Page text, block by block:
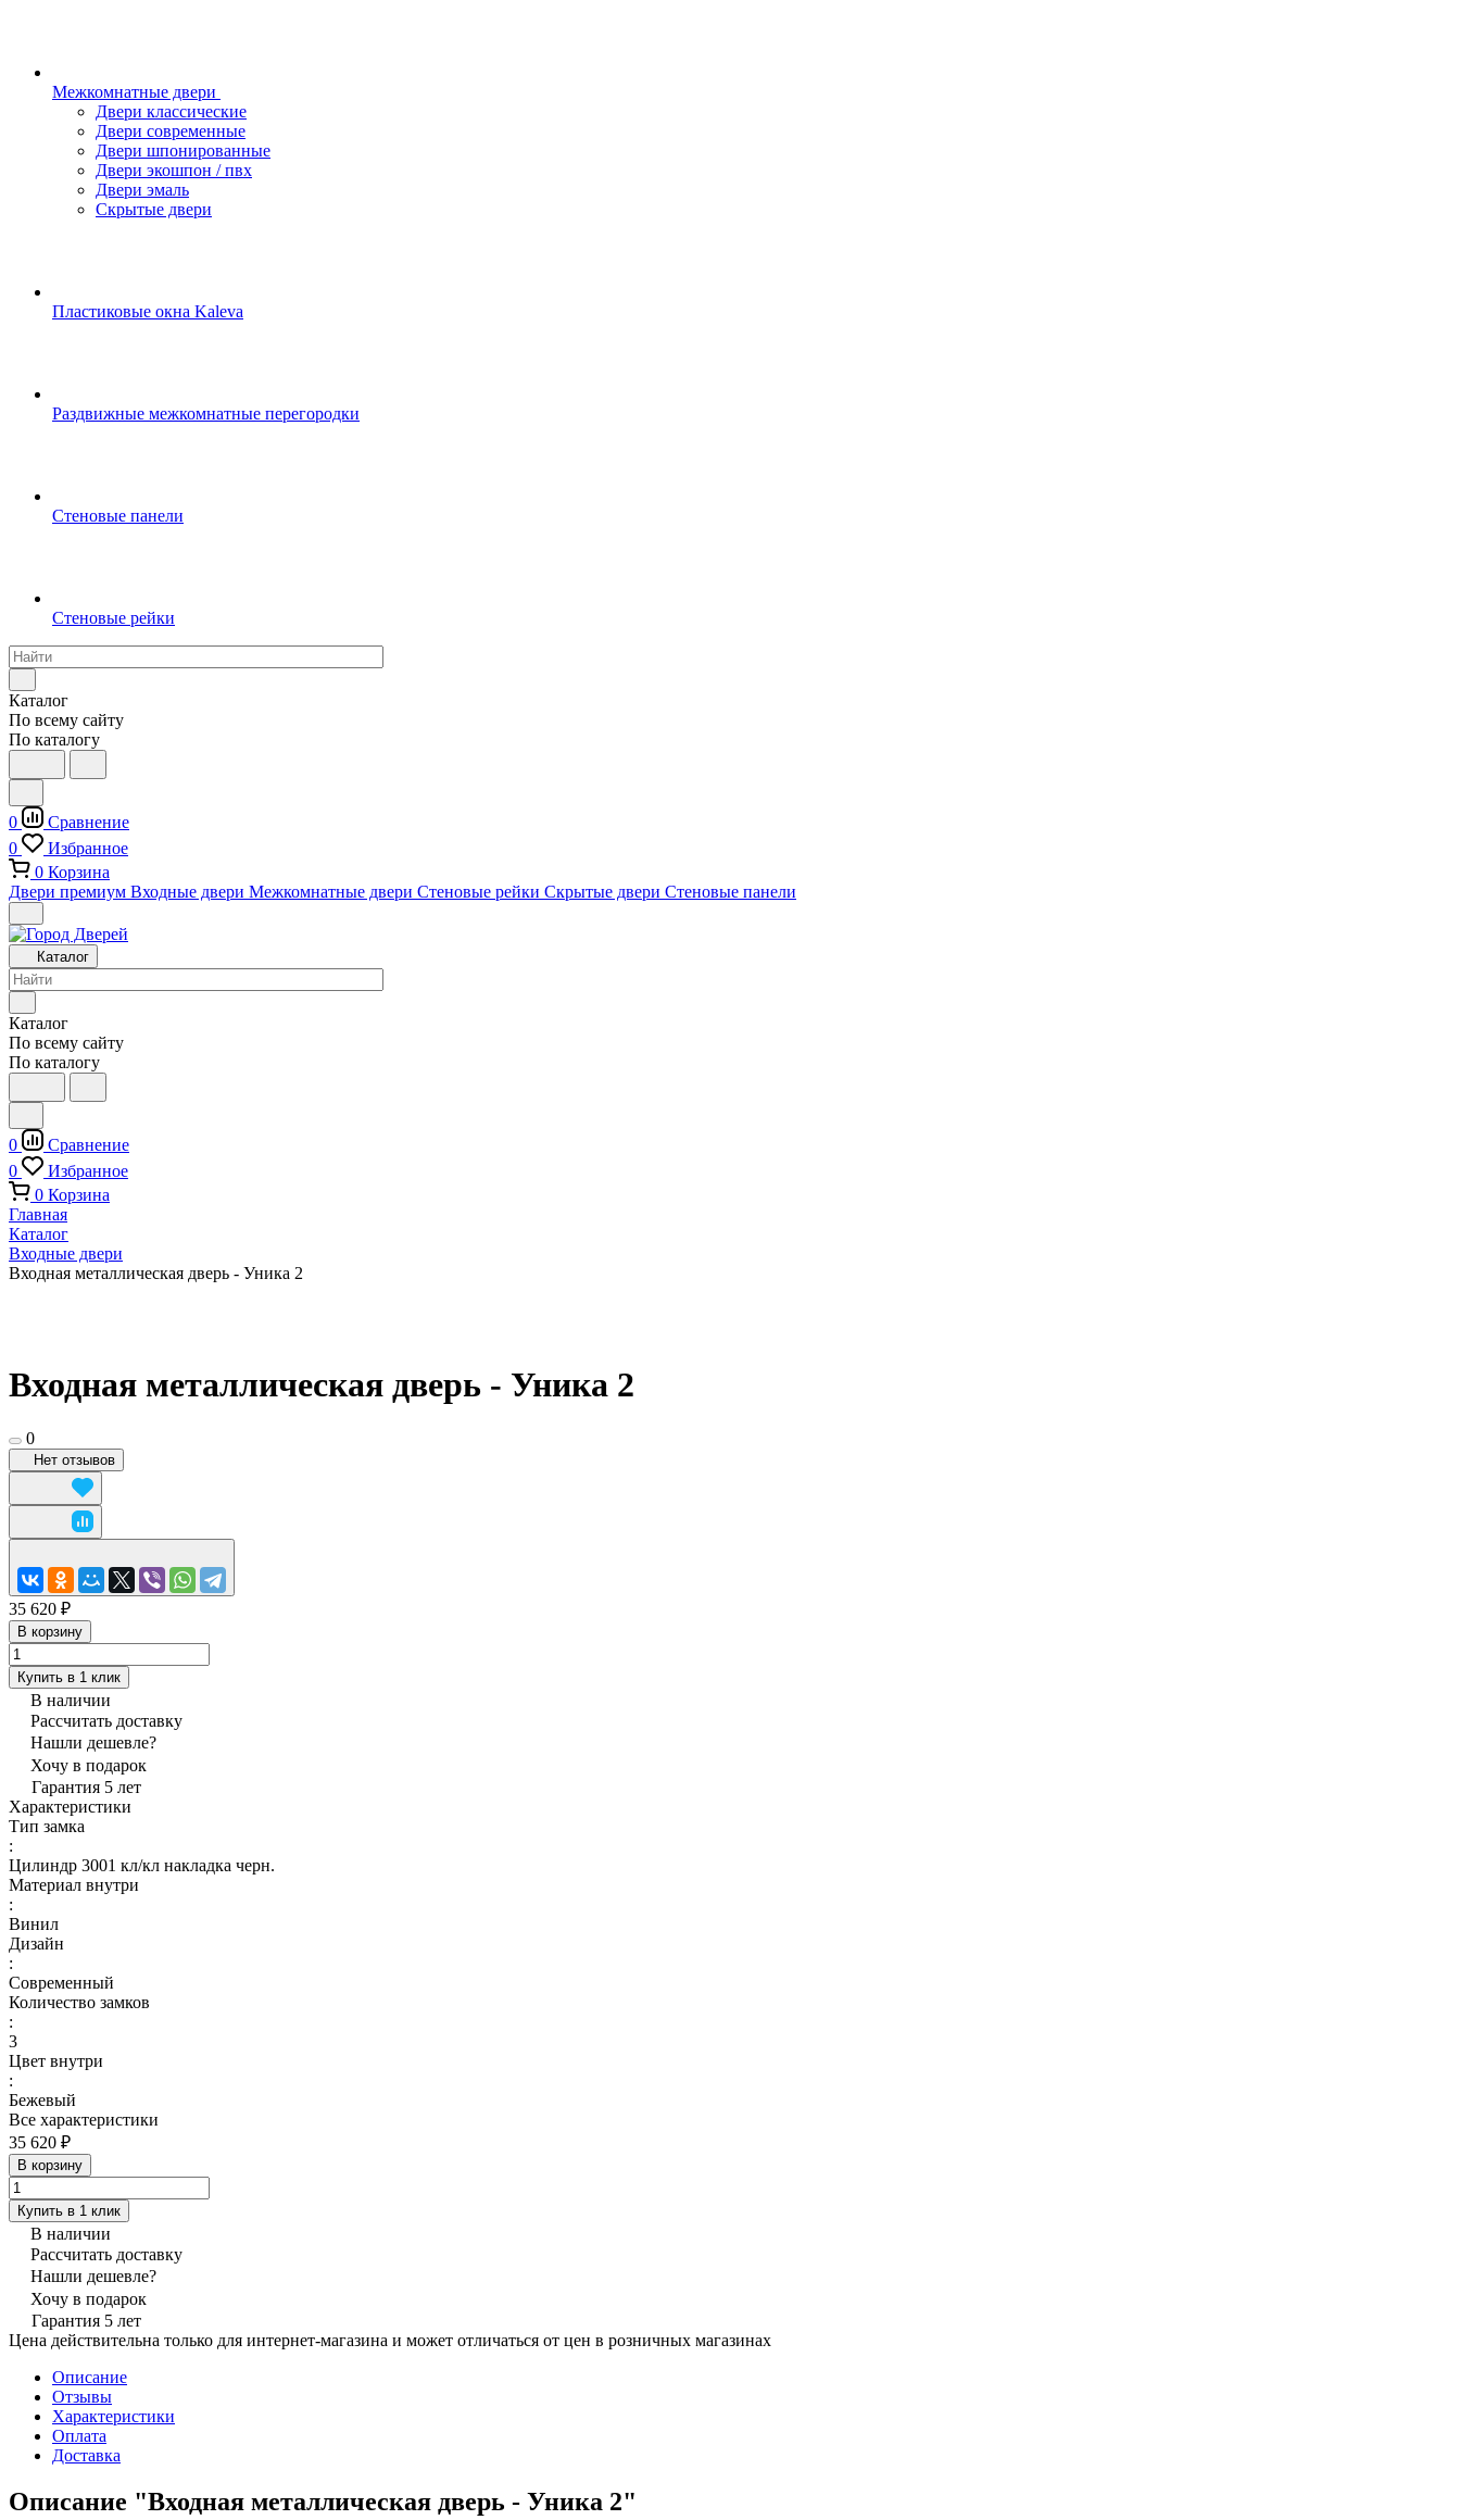
Межкомнатные двери
Двери классические
Двери современные
Двери шпонированные
Двери экошпон / пвх
Двери эмаль
Скрытые двери
Пластиковые окна Kaleva
Раздвижные межкомнатные перегородки
Стеновые панели
Стеновые рейки
Каталог
По всему сайту
По каталогу
0
Сравнение
0
Избранное
0 Корзина
Двери премиум Входные двери Межкомнатные двери Стеновые рейки Скрытые двери Стеновые панели
Каталог
Каталог
По всему сайту
По каталогу
0
Сравнение
0
Избранное
0 Корзина
Главная
Каталог
Входные двери
Входная металлическая дверь - Уника 2
Входная металлическая дверь - Уника 2
0
Нет отзывов
35 620 ₽
В корзину
Купить в 1 клик
В наличии
Рассчитать доставку
Нашли дешевле?
Хочу в подарок
Гарантия 5 лет
Характеристики
Тип замка
:
Цилиндр 3001 кл/кл накладка черн.
Материал внутри
:
Винил
Дизайн
:
Современный
Количество замков
:
3
Цвет внутри
:
Бежевый
Все характеристики
35 620 ₽
В корзину
Купить в 1 клик
В наличии
Рассчитать доставку
Нашли дешевле?
Хочу в подарок
Гарантия 5 лет
Цена действительна только для интернет-магазина и может отличаться от цен в розничных магазинах
Описание
Отзывы
Характеристики
Оплата
Доставка
Описание "Входная металлическая дверь - Уника 2"